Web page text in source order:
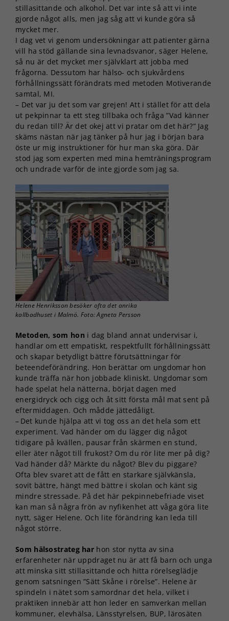
stillasittande och alkohol. Det var inte så att vi inte
gjorde något alls, men jag såg att vi kunde göra så
mycket mer.
I dag vet vi genom undersökningar att patienter gärna
vill ha stöd gällande sina levnadsvanor, säger Helene,
så nu är det mycket mer självklart att jobba med
frågorna. Dessutom har hälso- och sjukvårdens
förhållningssätt förändrats med metoden Motiverande
samtal, MI.
– Det var ju det som var grejen! Att i stället för att dela
ut pekpinnar ta ett steg tillbaka och fråga ”Vad känner
du redan till? Är det okej att vi pratar om det här?” Jag
skäms nästan när jag tänker på hur jag i början bara
öste ur mig instruktioner för hur man ska göra. Där
stod jag som experten med mina hemträningsprogram
och undrade varför de inte gjorde som jag sa.
Helene Henriksson besöker ofta det anrika
kallbadhuset i Malmö. Foto: Agneta Persson
Metoden, som hon i dag bland annat undervisar i,
handlar om ett empatiskt, respektfullt förhållningssätt
och skapar betydligt bättre förutsättningar för
beteendeförändring. Hon berättar om ungdomar hon
kunde träffa när hon jobbade kliniskt. Ungdomar som
hade spelat hela nätterna, börjat dagen med
energidryck och cigg och åt sitt första mål mat sent på
eftermiddagen. Och mådde jättedåligt.
– Det kunde hjälpa att vi tog oss an det hela som ett
experiment. Vad händer om du lägger dig något
tidigare på kvällen, pausar från skärmen en stund,
eller äter något till frukost? Om du rör lite mer på dig?
Vad händer då? Märkte du något? Blev du piggare?
Ofta blev svaret att de fått en starkare självkänsla,
sovit bättre, hängt med bättre i skolan och känt sig
mindre stressade. På det här pekpinnebefriade viset
kan man så några frön av nyfikenhet att våga göra lite
nytt, säger Helene. Och lite förändring kan leda till
något större.
Som hälsostrateg har hon stor nytta av sina
erfarenheter när uppdraget nu är att få barn och unga
att minska sitt stillasittande och hitta rörelseglädje
genom satsningen ”Sätt Skåne i rörelse”. Helene är
spindeln i nätet som samordnar det hela, vilket i
praktiken innebär att hon leder en samverkan mellan
kommuner, elevhälsa, Länsstyrelsen, BUP, lärosäten